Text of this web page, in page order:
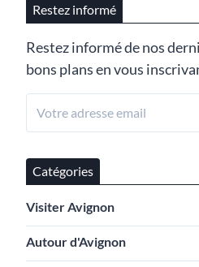
Restez informé
Restez informé de nos
bons plans en vous
Catégories
Visiter Avignon
Autour d'Avignon